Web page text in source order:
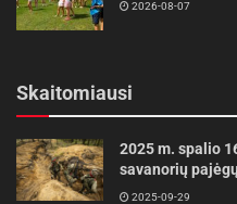
2026-08-07
Skaitomiausi
2025 m. spalio
savanorių
2025-09-29